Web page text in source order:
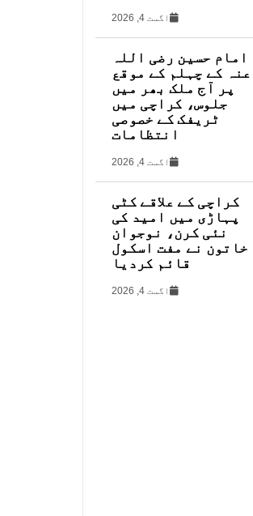
اگست 4, 2026
امام حسین رضی اللہ
عنہ کے چہلم کے موقع
پر آج ملک بھر میں
جلوس، کراچی میں
ٹریفک کے خصوصی
انتظامات
اگست 4, 2026
کراچی کے علاقے کٹی
پہاڑی میں امید کی
نئی کرن، نوجوان
خاتون نے مفت اسکول
قائم کردیا
اگست 4, 2026